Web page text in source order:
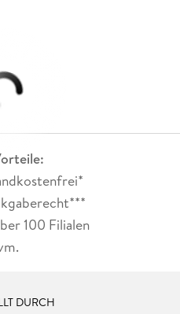
100 Filialen
DURCH